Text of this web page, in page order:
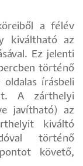
a félév
kiváltható az
Ez jelenti
történő
írásbeli
A zárthelyi
javítható) az
kiváltó
történő
követő,